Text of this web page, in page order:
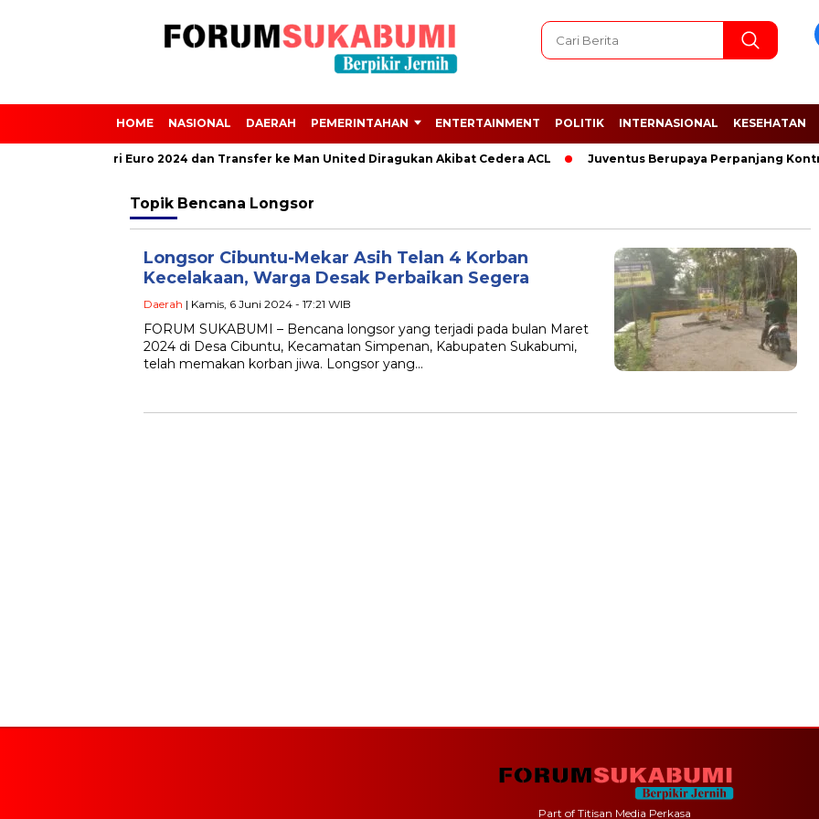
HOME NASIONAL DAERAH PEMERINTAHAN ENTERTAINMENT POLITIK INTERNASIONAL KESEHATAN
Absen dari Euro 2024 dan Transfer ke Man United Diragukan Akibat Cedera ACL Juventus Berupaya Perpanjang
Topik Bencana Longsor
Longsor Cibuntu-Mekar Asih Telan 4 Korban
Kecelakaan, Warga Desak Perbaikan Segera
Daerah | Kamis, 6 Juni 2024 - 17:21 WIB
FORUM SUKABUMI – Bencana longsor yang terjadi pada bulan Maret
2024 di Desa Cibuntu, Kecamatan Simpenan, Kabupaten Sukabumi,
telah memakan korban jiwa. Longsor yang…
Part of Titisan Media Perkasa